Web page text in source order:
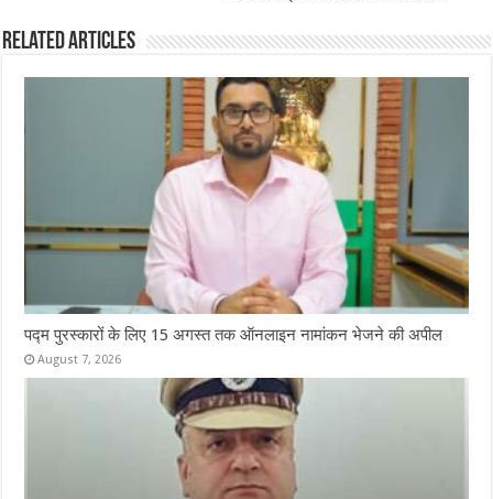
Related Articles
पद्म पुरस्कारों के लिए 15 अगस्त तक ऑनलाइन नामांकन भेजने की अपील
August 7, 2026